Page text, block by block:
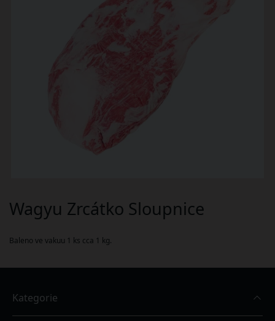
Baleno ve vakuu 1 ks cca 1 kg.
Wagyu Zrcátko Sloupnice
Kategorie